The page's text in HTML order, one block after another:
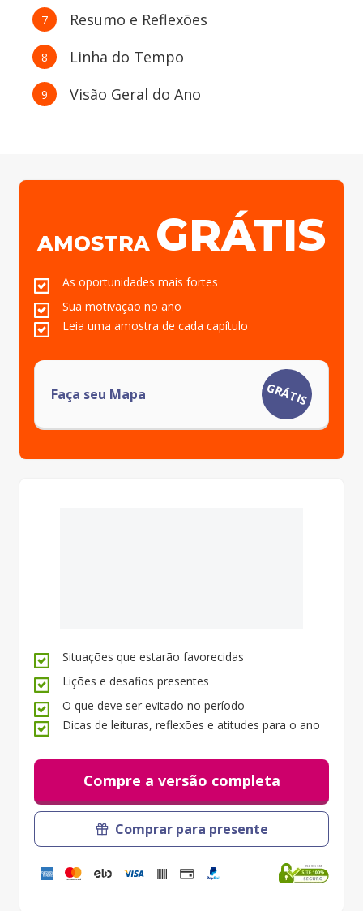
7 Resumo e Reflexões
8 Linha do Tempo
9 Visão Geral do Ano
AMOSTRA GRÁTIS
As oportunidades mais fortes
Sua motivação no ano
Leia uma amostra de cada capítulo
Faça seu Mapa GRÁTIS
Situações que estarão favorecidas
Lições e desafios presentes
O que deve ser evitado no período
Dicas de leituras, reflexões e atitudes para o ano
Compre a versão completa
Comprar para presente